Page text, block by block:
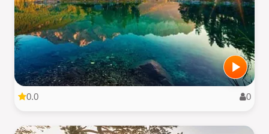
0.0 0